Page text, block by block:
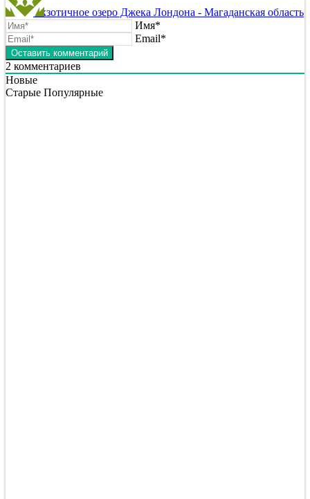
Экзотичное озеро Джека Лондона - Магаданская область
Имя*
Email*
2 комментариев
Новые
Старые Популярные